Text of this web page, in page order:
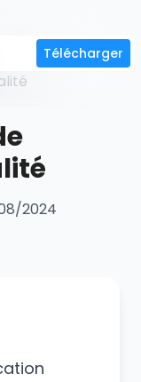
Télécharger
2024